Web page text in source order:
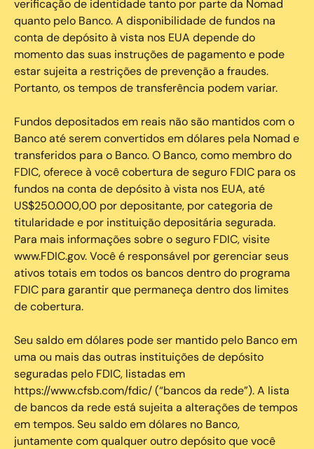
verificação de identidade tanto por parte da Nomad
quanto pelo Banco. A disponibilidade de fundos na
conta de depósito à vista nos EUA depende do
momento das suas instruções de pagamento e pode
estar sujeita a restrições de prevenção a fraudes.
Portanto, os tempos de transferência podem variar.
Fundos depositados em reais não são mantidos com o
Banco até serem convertidos em dólares pela Nomad e
transferidos para o Banco. O Banco, como membro do
FDIC, oferece à você cobertura de seguro FDIC para os
fundos na conta de depósito à vista nos EUA, até
US$250.000,00 por depositante, por categoria de
titularidade e por instituição depositária segurada.
Para mais informações sobre o seguro FDIC, visite
www.FDIC.gov. Você é responsável por gerenciar seus
ativos totais em todos os bancos dentro do programa
FDIC para garantir que permaneça dentro dos limites
de cobertura.
Seu saldo em dólares pode ser mantido pelo Banco em
uma ou mais das outras instituições de depósito
seguradas pelo FDIC, listadas em
https://www.cfsb.com/fdic/ (“bancos da rede”). A lista
de bancos da rede está sujeita a alterações de tempos
em tempos. Seu saldo em dólares no Banco,
juntamente com qualquer outro depósito que você